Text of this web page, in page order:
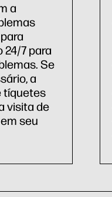
a
7 para
Se
a
tíquetes
visita de
seu